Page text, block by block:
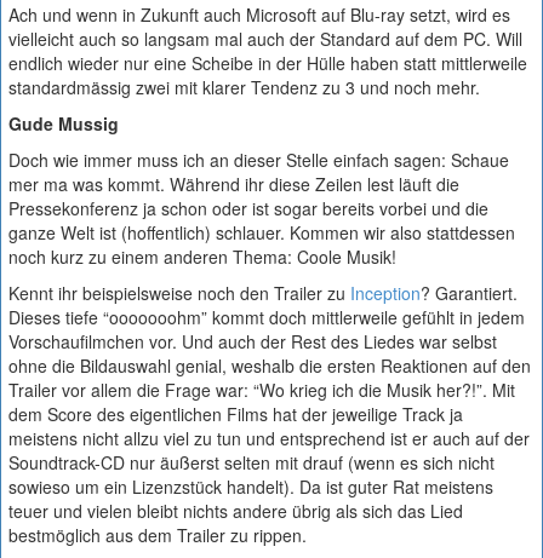
Ach und wenn in Zukunft auch Microsoft auf Blu-ray setzt, wird es
vielleicht auch so langsam mal auch der Standard auf dem PC. Will
endlich wieder nur eine Scheibe in der Hülle haben statt mittlerweile
standardmässig zwei mit klarer Tendenz zu 3 und noch mehr.
Gude Mussig
Doch wie immer muss ich an dieser Stelle einfach sagen: Schaue
mer ma was kommt. Während ihr diese Zeilen lest läuft die
Pressekonferenz ja schon oder ist sogar bereits vorbei und die
ganze Welt ist (hoffentlich) schlauer. Kommen wir also stattdessen
noch kurz zu einem anderen Thema: Coole Musik!
Kennt ihr beispielsweise noch den Trailer zu Inception? Garantiert.
Dieses tiefe “ooooooohm” kommt doch mittlerweile gefühlt in jedem
Vorschaufilmchen vor. Und auch der Rest des Liedes war selbst
ohne die Bildauswahl genial, weshalb die ersten Reaktionen auf den
Trailer vor allem die Frage war: “Wo krieg ich die Musik her?!”. Mit
dem Score des eigentlichen Films hat der jeweilige Track ja
meistens nicht allzu viel zu tun und entsprechend ist er auch auf der
Soundtrack-CD nur äußerst selten mit drauf (wenn es sich nicht
sowieso um ein Lizenzstück handelt). Da ist guter Rat meistens
teuer und vielen bleibt nichts andere übrig als sich das Lied
bestmöglich aus dem Trailer zu rippen.